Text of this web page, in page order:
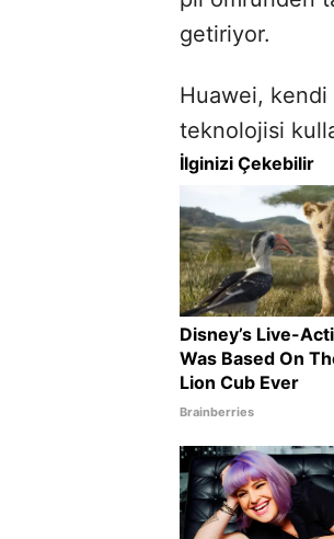
getiriyor.
Huawei,
teknolojisi